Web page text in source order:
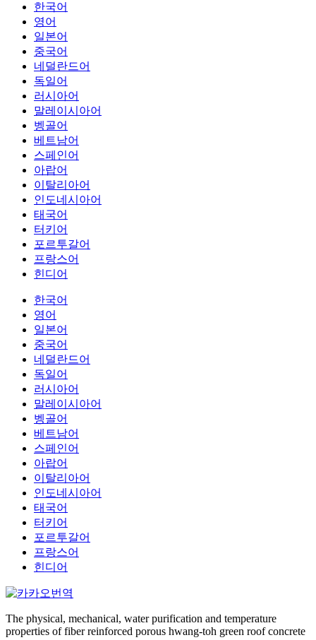
한국어
영어
일본어
중국어
네덜란드어
독일어
러시아어
말레이시아어
벵골어
베트남어
스페인어
아랍어
이탈리아어
인도네시아어
태국어
터키어
포르투갈어
프랑스어
힌디어
한국어
영어
일본어
중국어
네덜란드어
독일어
러시아어
말레이시아어
벵골어
베트남어
스페인어
아랍어
이탈리아어
인도네시아어
태국어
터키어
포르투갈어
프랑스어
힌디어
The physical, mechanical, water purification and temperature
properties of fiber reinforced porous hwang-toh green roof concrete